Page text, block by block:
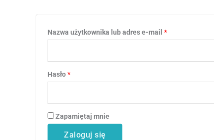
Nazwa użytkownika lub adres e-mail *
Hasło*
Zapamiętaj mnie
Zaloguj się